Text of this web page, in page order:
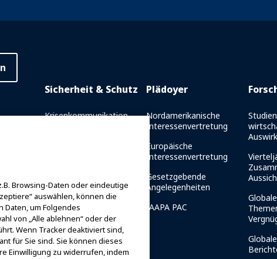
IAAPA-
Sicherheit & Schutz
Krisenkommunikation
Sicherheit
Ressourcen für die
Sicherheit
Sicherheits- und
Schutznachrichten
Plädoyer
Nordamerikanische
Interessenvertretung
Europäische
Interessenvertretung
Gesetzgebende
Angelegenheiten
IAAPA PAC
Browsing-Daten oder eindeutige
auswählen, können die
Daten, um Folgendes
von „Alle ablehnen“ oder der
Wenn Tracker deaktiviert sind,
für Sie sind. Sie können dieses
Einwilligung zu widerrufen, indem